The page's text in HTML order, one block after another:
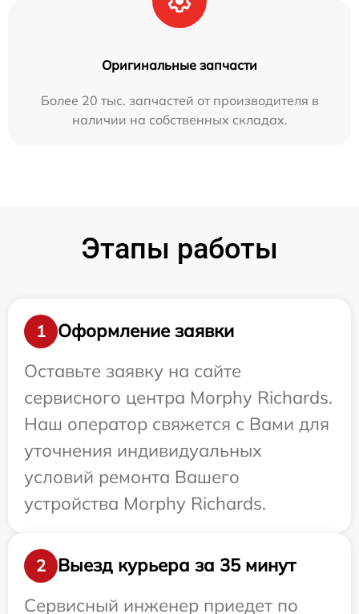
Оригинальные запчасти
Более 20 тыс. запчастей от производителя в
наличии на собственных складах.
Этапы работы
1
Оформление заявки
Оставьте заявку на сайте
сервисного центра Morphy Richards.
Наш оператор свяжется с Вами для
уточнения индивидуальных
условий ремонта Вашего
устройства Morphy Richards.
2
Выезд курьера за 35 минут
Сервисный инженер приедет по